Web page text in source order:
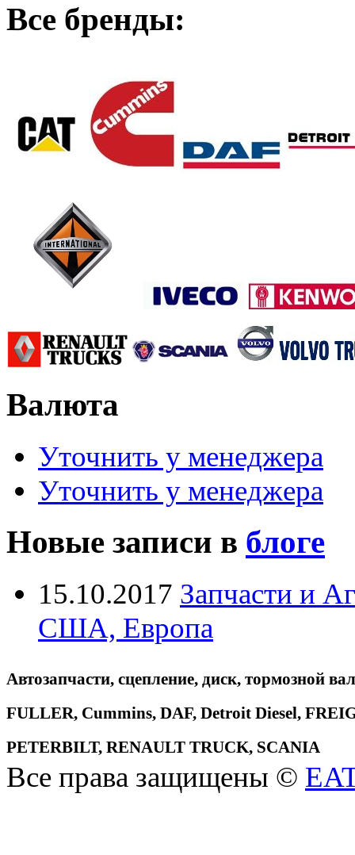
Все бренды:
Валюта
Уточнить у менеджера
Уточнить у менеджера
Новые записи в блоге
15.10.2017 Запчасти и
США, Европа
Автозапчасти, сцепление, диск, тормозной
FULLER, Cummins, DAF, Detroit Diesel,
PETERBILT, RENAULT TRUCK, SCANIA
Все права защищены ©